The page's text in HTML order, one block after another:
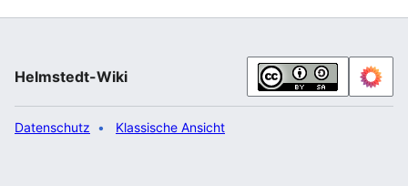
Helmstedt-Wiki
Datenschutz Klassische Ansicht